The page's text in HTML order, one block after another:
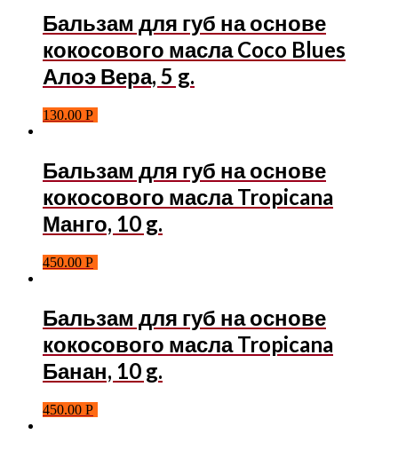
Бальзам для губ на основе
кокосового масла Coco Blues
Алоэ Вера, 5 g.
130.00 Р
Бальзам для губ на основе
кокосового масла Tropicana
Манго, 10 g.
450.00 Р
Бальзам для губ на основе
кокосового масла Tropicana
Банан, 10 g.
450.00 Р